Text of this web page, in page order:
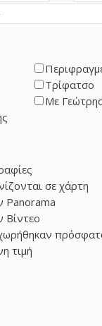
Τρίφατσο
Με
σε χάρτη
Panorama
Βίντεο
τιμή